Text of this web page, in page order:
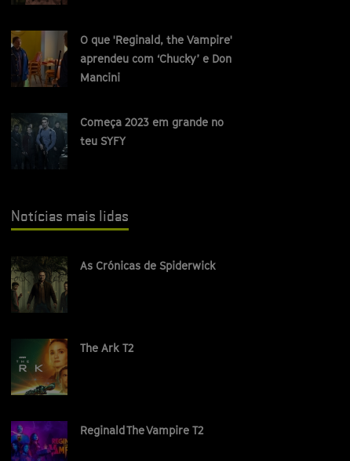
O que 'Reginald, the Vampire'
aprendeu com ‘Chucky’ e Don
Mancini
Começa 2023 em grande no
teu SYFY
Notícias mais lidas
As Crónicas de Spiderwick
The Ark T2
Reginald The Vampire T2